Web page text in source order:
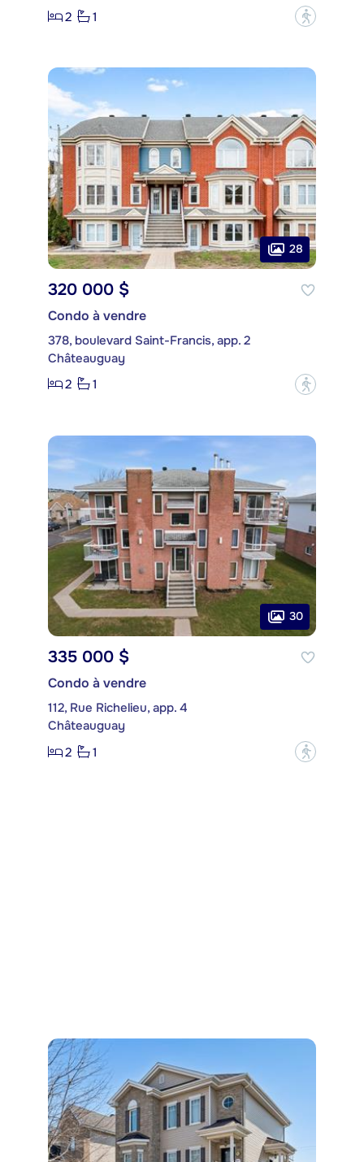
2
1 ?
28
320 000 $
Condo à vendre
378, boulevard Saint-Francis, app. 2
Châteauguay
2
1 ?
30
335 000 $
Condo à vendre
112, Rue Richelieu, app. 4
Châteauguay
2
1 ?